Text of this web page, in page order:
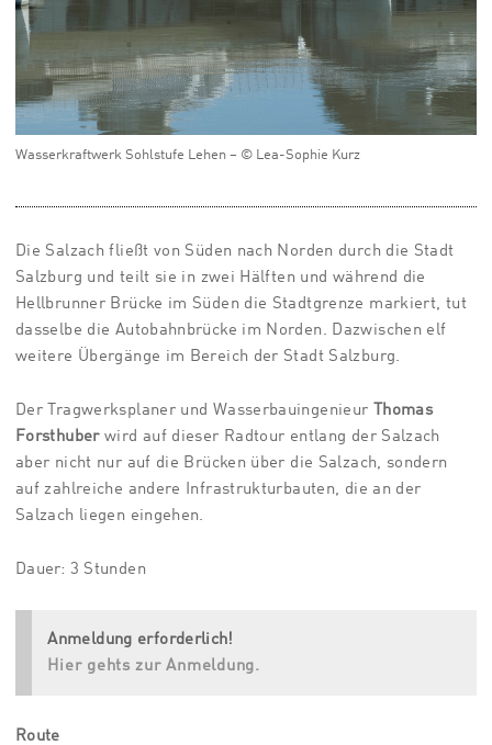
Wasserkraftwerk Sohlstufe Lehen – © Lea-Sophie Kurz
Die Salzach fließt von Süden nach Norden durch die Stadt
Salzburg und teilt sie in zwei Hälften und während die
Hellbrunner Brücke im Süden die Stadtgrenze markiert, tut
dasselbe die Autobahnbrücke im Norden. Dazwischen elf
weitere Übergänge im Bereich der Stadt Salzburg.
Der Tragwerksplaner und Wasserbauingenieur
Thomas
Forsthuberwird auf dieser Radtour entlang der Salzach
aber nicht nur auf die Brücken über die Salzach, sondern
auf zahlreiche andere Infrastrukturbauten, die an der
Salzach liegen eingehen.
Dauer: 3 Stunden
Anmeldung erforderlich!
Hier gehts zur Anmeldung.
Route